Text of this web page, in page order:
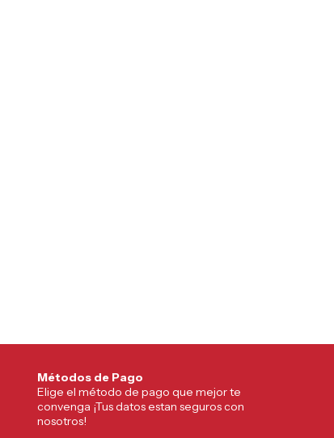
Métodos de Pago
Elige el método de pago que mejor te
convenga ¡Tus datos estan seguros con
nosotros!